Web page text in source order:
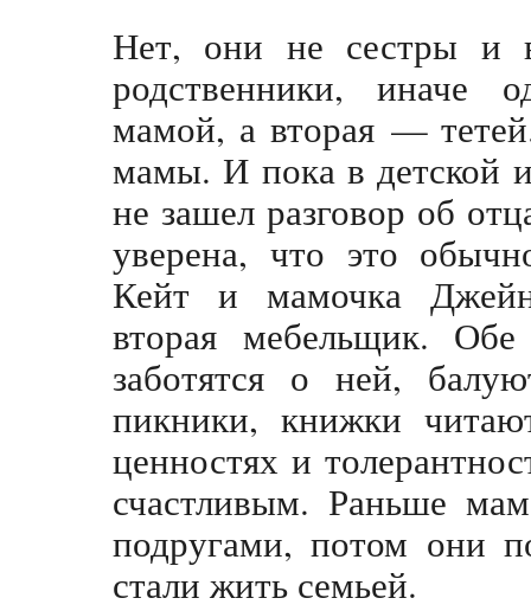
Нет, они не сестры
родственники, иначе
мамой, а вторая —
мамы. И пока в детской
не зашел разговор об
уверена, что это
Кейт и мамочка
вторая мебельщик.
заботятся о ней,
пикники, книжки
ценностях и
счастливым. Раньше
подругами, потом они
стали жить семьей.